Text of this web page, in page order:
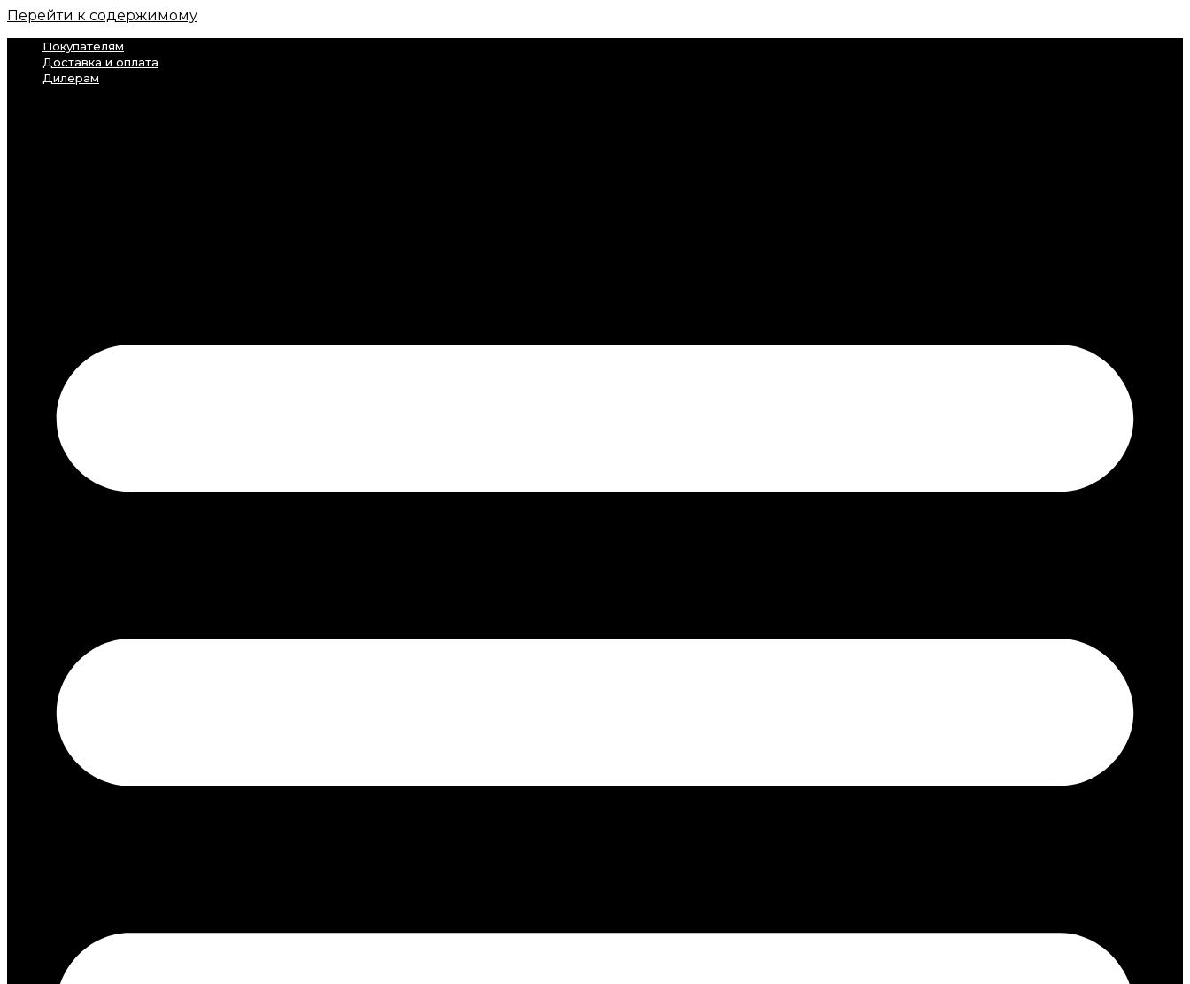
Перейти к содержимому
Покупателям
Доставка и оплата
Дилерам